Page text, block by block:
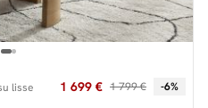
lisse 1 699 € 1 799 € -6%